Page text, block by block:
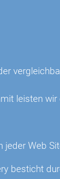
leisten
jeder Web
besticht